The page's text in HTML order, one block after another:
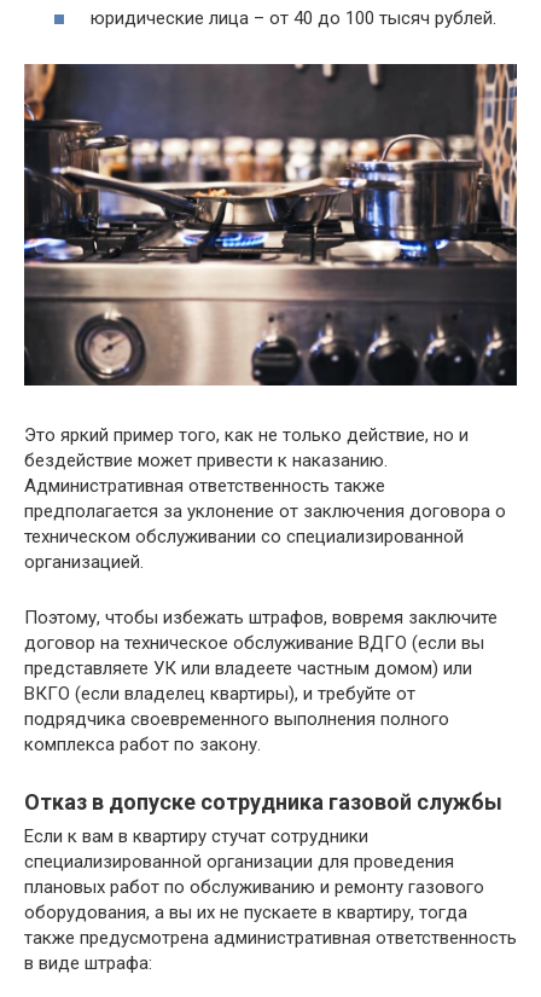
юридические лица – от 40 до 100 тысяч рублей.
Это яркий пример того, как не только действие, но и
бездействие может привести к наказанию.
Административная ответственность также
предполагается за уклонение от заключения договора о
техническом обслуживании со специализированной
организацией.
Поэтому, чтобы избежать штрафов, вовремя заключите
договор на техническое обслуживание ВДГО (если вы
представляете УК или владеете частным домом) или
ВКГО (если владелец квартиры), и требуйте от
подрядчика своевременного выполнения полного
комплекса работ по закону.
Отказ в допуске сотрудника газовой службы
Если к вам в квартиру стучат сотрудники
специализированной организации для проведения
плановых работ по обслуживанию и ремонту газового
оборудования, а вы их не пускаете в квартиру, тогда
также предусмотрена административная ответственность
в виде штрафа: